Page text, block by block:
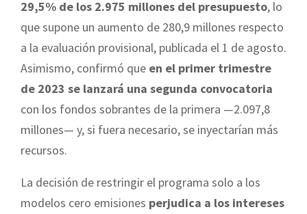
29,5% de los 2.975 millones del presupuesto, lo
que supone un aumento de 280,9 millones respecto
a la evaluación provisional, publicada el 1 de agosto.
Asimismo, confirmó que en el primer trimestre
de 2023 se lanzará una segunda convocatoria
con los fondos sobrantes de la primera —2.097,8
millones— y, si fuera necesario, se inyectarían más
recursos.
La decisión de restringir el programa solo a los
modelos cero emisiones perjudica a los intereses